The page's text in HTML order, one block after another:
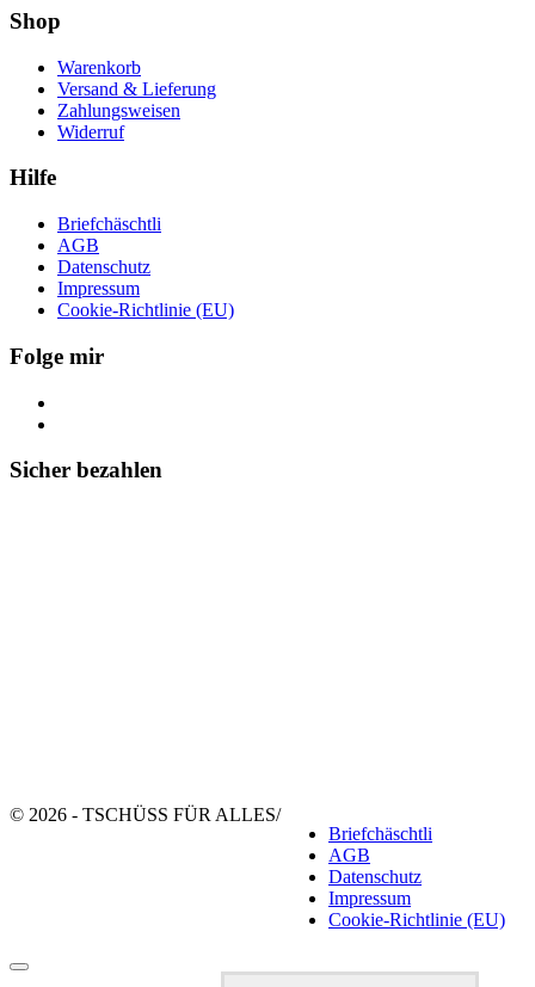
Shop
Warenkorb
Versand & Lieferung
Zahlungsweisen
Widerruf
Hilfe
Briefchäschtli
AGB
Datenschutz
Impressum
Cookie-Richtlinie (EU)
Folge mir
Sicher bezahlen
© 2026 - TSCHÜSS FÜR ALLES/
Briefchäschtli
AGB
Datenschutz
Impressum
Cookie-Richtlinie (EU)